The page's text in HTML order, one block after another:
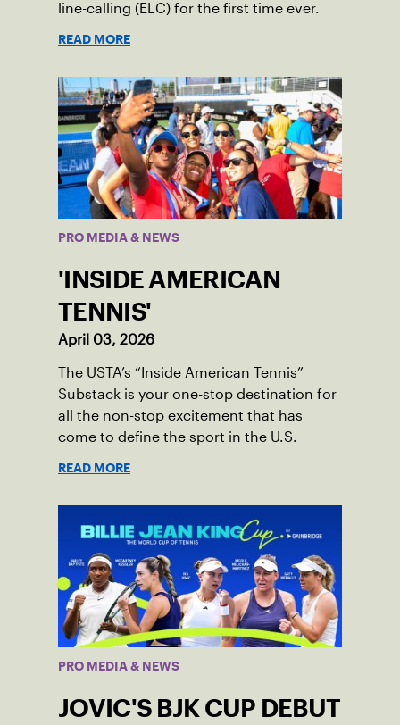
line-calling (ELC) for the first time ever.
READ MORE
PRO MEDIA & NEWS
'INSIDE AMERICAN
TENNIS'
April 03, 2026
The USTA’s “Inside American Tennis”
Substack is your one-stop destination for
all the non-stop excitement that has
come to define the sport in the U.S.
READ MORE
PRO MEDIA & NEWS
JOVIC'S BJK CUP DEBUT